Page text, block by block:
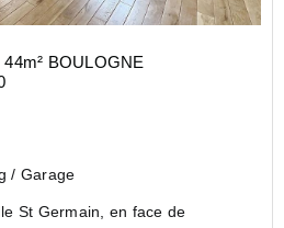
BOULOGNE
/ Garage
St Germain, en face de